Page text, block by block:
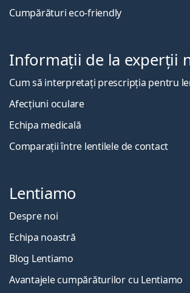
Cumpărături eco-friendly
Informații de la experții
Cum să interpretați prescripția pentru
Afecțiuni oculare
Echipa medicală
Comparații între lentilele de contact
Lentiamo
Despre noi
Echipa noastră
Blog Lentiamo
Avantajele cumpărăturilor cu Lentiamo